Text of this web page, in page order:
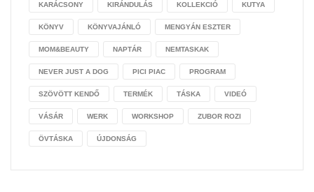
KARÁCSONY KIRÁNDULÁS KOLLEKCIÓ KUTYA
KÖNYV KÖNYVAJÁNLÓ MENGYÁN ESZTER
MOM&BEAUTY NAPTÁR NEMTASKAK
NEVER JUST A DOG PICI PIAC PROGRAM
SZÖVÖTT KENDŐ TERMÉK TÁSKA VIDEÓ
VÁSÁR WERK WORKSHOP ZUBOR ROZI
ÖVTÁSKA ÚJDONSÁG